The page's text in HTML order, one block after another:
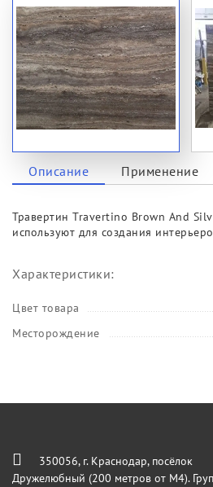
Описание Применение
Травертин Travertino Brown And
используют для создания
Характеристики:
Цвет товара
Месторождение
350056, г. Краснодар, посёлок
Дружелюбный (200 метров от М4).